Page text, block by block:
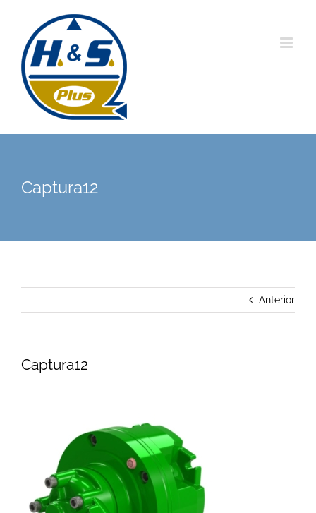
contenido
Captura12
Anterior
Captura12